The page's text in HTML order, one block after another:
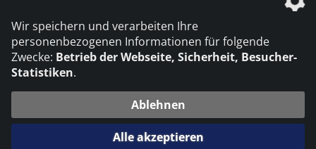
Die DVS Media GmbH ist ein Unternehmen der
© 2026 DVS Media GmbH
Wir speichern und verarbeiten Ihre
personenbezogenen Informationen für folgende
Zwecke: Betrieb der Webseite, Sicherheit, Besucher-
Statistiken.
Ablehnen
Alle akzeptieren